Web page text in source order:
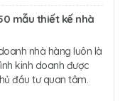
mẫu thiết kế nhà
nhà hàng luôn là
kinh doanh được
đầu tư quan tâm.